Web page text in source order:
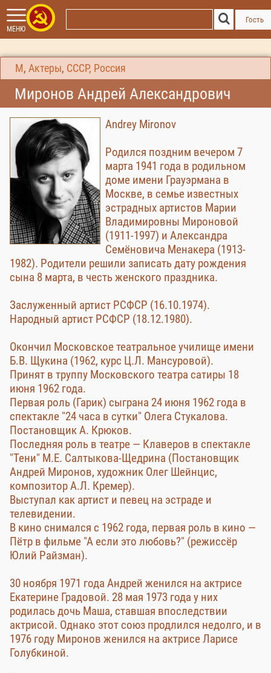
МЕНЮ
Гость
М , Актеры, СССР, Россия
Миронов Андрей Александрович
Andrey Mironov
Родился поздним вечером 7
марта 1941 года в родильном
доме имени Грауэрмана в
Москве, в семье известных
эстрадных артистов Марии
Владимировны Мироновой
(1911-1997) и Александра
Семёновича Менакера (1913-
1982). Родители решили записать дату рождения
сына 8 марта, в честь женского праздника.
Заслуженный артист РСФСР (16.10.1974).
Народный артист РСФСР (18.12.1980).
Окончил Московское театральное училище имени
Б.В. Щукина (1962, курс Ц.Л. Мансуровой).
Принят в труппу Московского театра сатиры 18
июня 1962 года.
Первая роль (Гарик) сыграна 24 июня 1962 года в
спектакле "24 часа в сутки" Олега Стукалова.
Постановщик А. Крюков.
Последняя роль в театре — Клаверов в спектакле
"Тени" М.Е. Салтыкова-Щедрина (Постановщик
Андрей Миронов, художник Олег Шейнцис,
композитор А.Л. Кремер).
Выступал как артист и певец на эстраде и
телевидении.
В кино снимался с 1962 года, первая роль в кино —
Пётр в фильме "А если это любовь?" (режиссёр
Юлий Райзман).
30 ноября 1971 года Андрей женился на актрисе
Екатерине Градовой. 28 мая 1973 года у них
родилась дочь Маша, ставшая впоследствии
актрисой. Однако этот союз продлился недолго, и в
1976 году Миронов женился на актрисе Ларисе
Голубкиной.